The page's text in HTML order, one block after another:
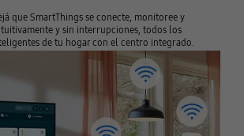
que SmartThings se conecte, monitoree y
y sin interrupciones, todos los
de tu hogar con el centro integrado.